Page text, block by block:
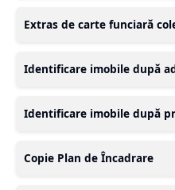
Extras de carte funciară
Identificare imobile după
Identificare imobile după
Copie Plan de Încadrare